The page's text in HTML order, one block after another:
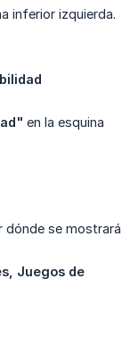
inferior izquierda.
en la esquina
dónde se mostrará
Juegos de